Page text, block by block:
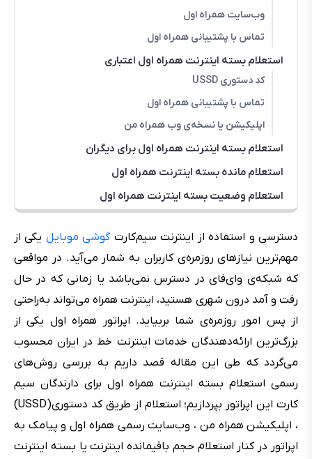
وب‌سایت همراه اول
تماس با پشتیبانی همراه اول
استعلام بسته اینترنت همراه اول اعتباری
کد دستوری USSD
تماس با پشتیبانی همراه اول
اپلیکیشن یا نسخه‌ی وب همراه من
استعلام بسته اینترنت همراه اول برای دیگران
استعلام مانده بسته اینترنت همراه اول
استعلام وضعیت بسته اینترنت همراه اول
دسترسی و استفاده از اینترنت سیم‌کارتگوشی موبایل یکی از
مهم‌ترین نیازهای روزمره‌ی کاربران به شمار می‌آید. در مواقعی
که شبکه‌ی وای‌فای در دسترس نمی‌باشد یا زمانی که در حال
رفت و آمد درون شهری هستید، اینترنت همراه می‌تواند به‌راحتی
از پس امور روزمره‌ی شما بربیاید. اپراتور همراه اول یکی از
بزرگ‌ترین ارائه‌دهند‌گان خدمات اینترنت خط در ایران محسوب
می‌گردد که طی این مقاله قصد داریم به بررسی روش‌های
رسمی استعلام بسته اینترنت همراه اول برای دارندگان سیم
کارت این اپراتور بپردازیم؛ استعلام از طریق کد دستوری(USSD)
، اپلیکیشن همراه من ، وب‌سایت رسمی همراه اول و پیامک به
اپراتور در کنار استعلام حجم باقیمانده اینترنت یا بسته اینترنت